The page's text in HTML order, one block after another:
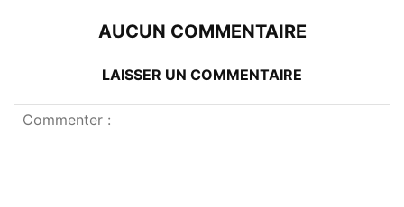
AUCUN COMMENTAIRE
LAISSER UN COMMENTAIRE